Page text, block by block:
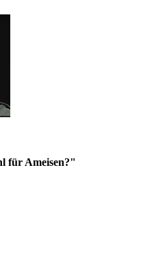
für Ameisen?"